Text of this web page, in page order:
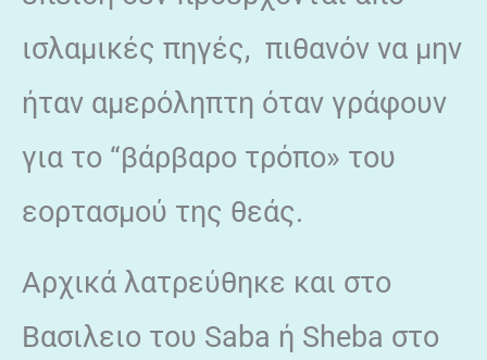
ισλαμικές πηγές, πιθανόν να μην
ήταν αμερόληπτη όταν γράφουν
για το “βάρβαρο τρόπο» του
εορτασμού της θεάς.
Αρχικά λατρεύθηκε και στο
Βασιλειο του Saba ή Sheba στο